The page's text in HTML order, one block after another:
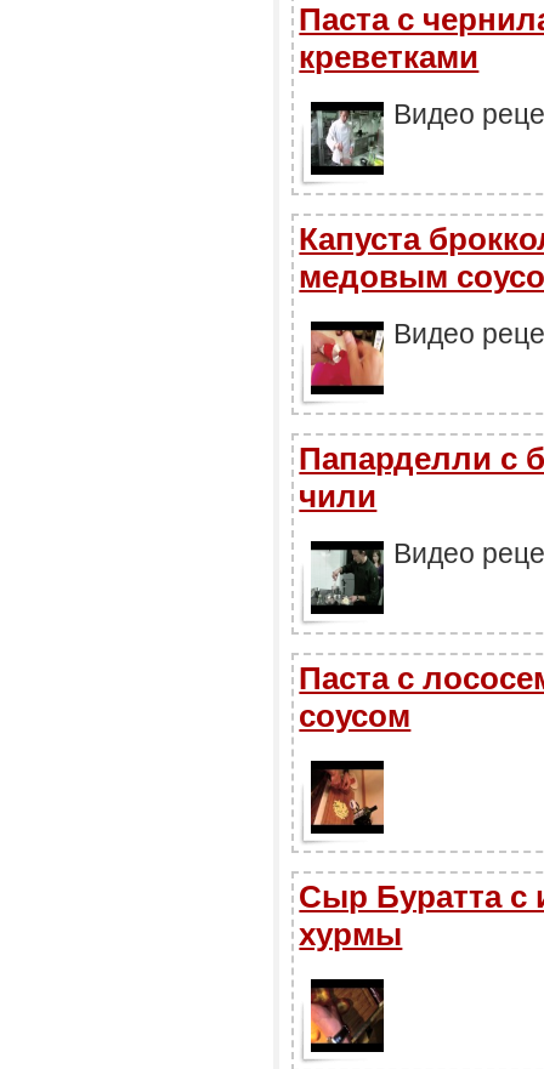
Паста с
креветками
Видео
Капуста
медовым
Видео
Папарделли с
чили
Видео
Паста с
соусом
Сыр Буратта с
хурмы